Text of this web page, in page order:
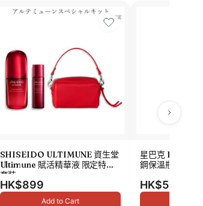
SHISEIDO ULTIMUNE 資生堂
Ultimune 賦活精華液 限定特別
套裝
HK$899
Add to Cart
星巴克 Been
鋼保溫瓶 473ml
HK$549